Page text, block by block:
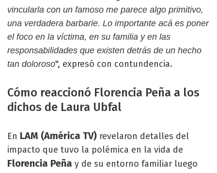
vincularla con un famoso me parece algo primitivo,
una verdadera barbarie. Lo importante acá es poner
el foco en la víctima, en su familia y en las
responsabilidades que existen detrás de un hecho
tan doloroso", expresó con contundencia.
Cómo reaccionó Florencia Peña a los
dichos de Laura Ubfal
En LAM (América TV) revelaron detalles del
impacto que tuvo la polémica en la vida de
Florencia Peña y de su entorno familiar luego